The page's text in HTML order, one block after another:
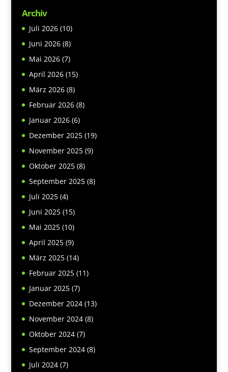
Archiv
Juli 2026(10)
Juni 2026(8)
Mai 2026(7)
April 2026(15)
März 2026(8)
Februar 2026(8)
Januar 2026(6)
Dezember 2025(19)
November 2025(9)
Oktober 2025(8)
September 2025(8)
Juli 2025(4)
Juni 2025(15)
Mai 2025(10)
April 2025(9)
März 2025(14)
Februar 2025(11)
Januar 2025(7)
Dezember 2024(13)
November 2024(8)
Oktober 2024(7)
September 2024(8)
Juli 2024(7)